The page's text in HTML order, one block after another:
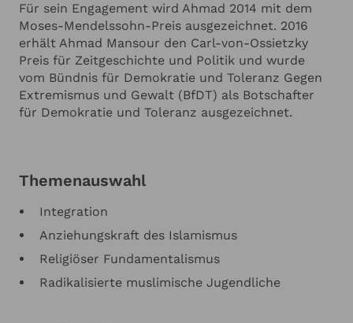
Für sein Engagement wird Ahmad 2014 mit dem
Moses-Mendelssohn-Preis ausgezeichnet. 2016
erhält Ahmad Mansour den Carl-von-Ossietzky
Preis für Zeitgeschichte und Politik und wurde
vom Bündnis für Demokratie und Toleranz ­Gegen
Extremismus und Gewalt (BfDT) als Botschafter
für Demokratie und Toleranz ausgezeichnet.
Themenauswahl
Integration
Anziehungskraft des Islamismus
Religiöser Fundamentalismus
Radikalisierte muslimische Jugendliche